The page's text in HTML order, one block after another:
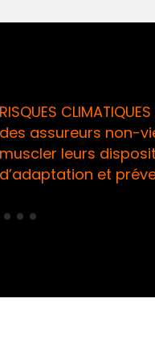
/ Appel
non-vie à
dispositifs
et prévention